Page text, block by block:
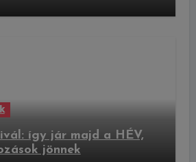
így jár majd a HÉV,
jönnek